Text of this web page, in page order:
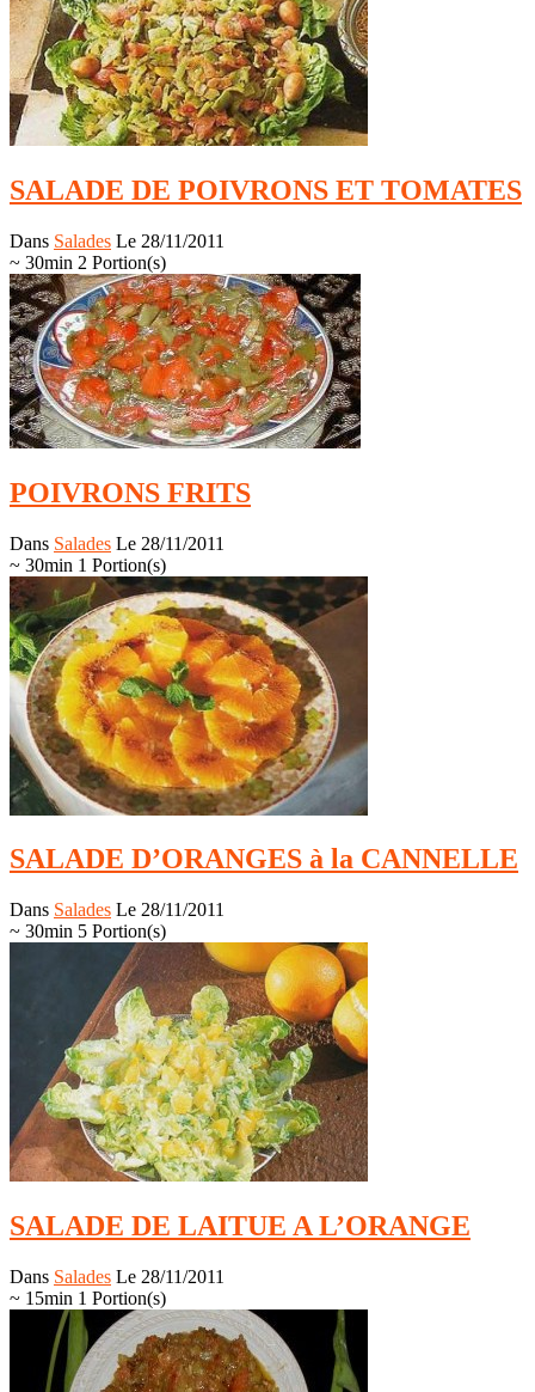
SALADE DE POIVRONS ET TOMATES
Dans Salades Le 28/11/2011
~ 30min 2 Portion(s)
POIVRONS FRITS
Dans Salades Le 28/11/2011
~ 30min 1 Portion(s)
SALADE D’ORANGES à la CANNELLE
Dans Salades Le 28/11/2011
~ 30min 5 Portion(s)
SALADE DE LAITUE A L’ORANGE
Dans Salades Le 28/11/2011
~ 15min 1 Portion(s)